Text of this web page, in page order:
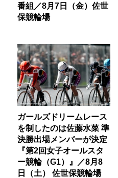
番組／8月7日（金）佐世
保競輪場
ガールズドリームレース
を制したのは佐藤水菜 準
決勝出場メンバーが決定
『第2回女子オールスタ
ー競輪（G1）』／8月8
日（土） 佐世保競輪場